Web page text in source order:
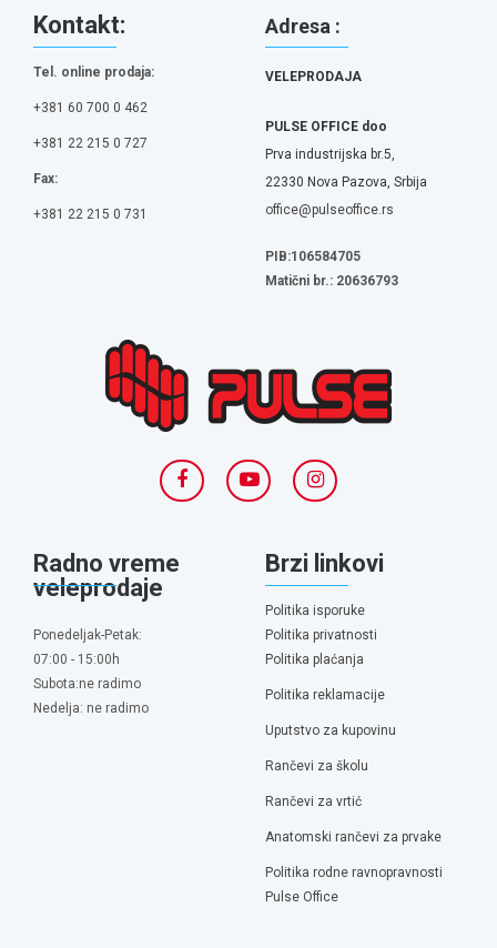
Kontakt:
Tel. online prodaja:
+381 60 700 0 462
+381 22 215 0 727
Fax:
+381 22 215 0 731
Adresa :
VELEPRODAJA
PULSE OFFICE doo
Prva industrijska br.5,
22330 Nova Pazova, Srbija
office@pulseoffice.rs
PIB:106584705
Matični br.: 20636793
Radno vreme
veleprodaje
Ponedeljak-Petak:
07:00 - 15:00h
Subota:ne radimo
Nedelja: ne radimo
Brzi linkovi
Politika isporuke
Politika privatnosti
Politika plaćanja
Politika reklamacije
Uputstvo za kupovinu
Rančevi za školu
Rančevi za vrtić
Anatomski rančevi za prvake
Politika rodne ravnopravnosti
Pulse Office